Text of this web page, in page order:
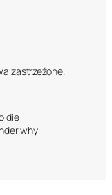
zastrzeżone.
die
why